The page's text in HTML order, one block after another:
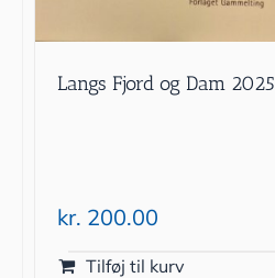
Langs Fjord og Dam 2025
kr. 200.00
Tilføj til kurv